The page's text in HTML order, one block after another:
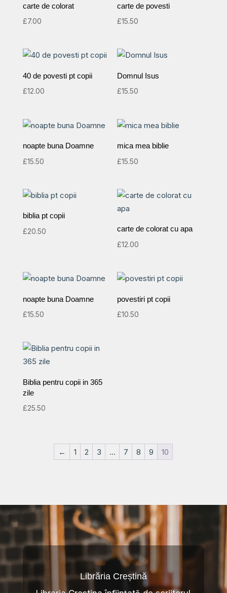
carte de colorat
£7.00
carte de povesti
£15.50
40 de povesti pt copii
£12.00
Domnul Isus
£15.50
noapte buna Doamne
£15.50
mica mea biblie
£15.50
biblia pt copii
£20.50
carte de colorat cu apa
£12.00
noapte buna Doamne
£15.50
povestiri pt copii
£10.50
Biblia pentru copii in 365
zile
£25.50
← 1 2 3 … 7 8 9 10
Librăria Creștină